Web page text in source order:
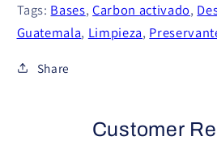
Tags: Bases,Carbon activado,
Guatemala, Limpieza,
Share
Customer